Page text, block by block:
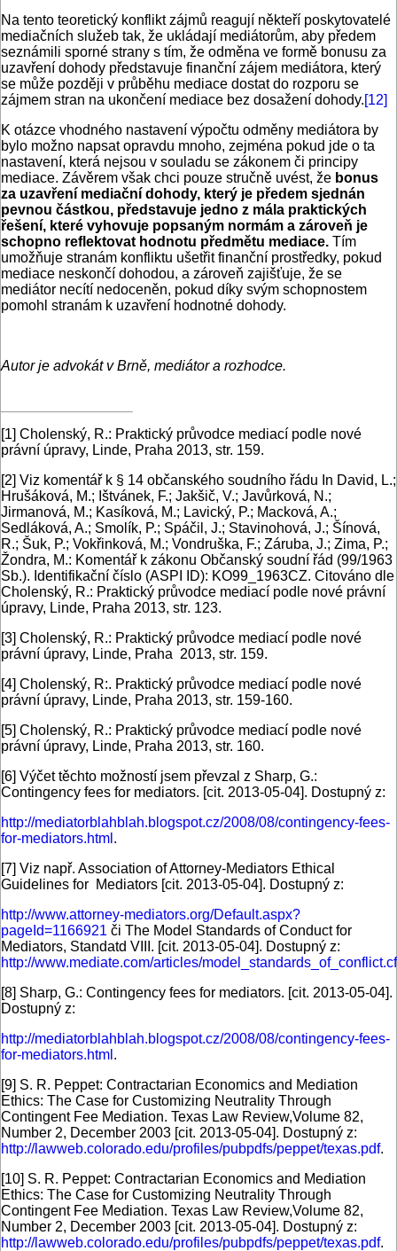
Na tento teoretický konflikt zájmů reagují někteří poskytovatelé
mediačních služeb tak, že ukládají mediátorům, aby předem
seznámili sporné strany s tím, že odměna ve formě bonusu za
uzavření dohody představuje finanční zájem mediátora, který
se může později v průběhu mediace dostat do rozporu se
zájmem stran na ukončení mediace bez dosažení dohody.[12]
K otázce vhodného nastavení výpočtu odměny mediátora by
bylo možno napsat opravdu mnoho, zejména pokud jde o ta
nastavení, která nejsou v souladu se zákonem či principy
mediace. Závěrem však chci pouze stručně uvést, že bonus
za uzavření mediační dohody, který je předem sjednán
pevnou částkou, představuje jedno z mála praktických
řešení, které vyhovuje popsaným normám a zároveň je
schopno reflektovat hodnotu předmětu mediace. Tím
umožňuje stranám konfliktu ušetřit finanční prostředky, pokud
mediace neskončí dohodou, a zároveň zajišťuje, že se
mediátor necítí nedoceněn, pokud díky svým schopnostem
pomohl stranám k uzavření hodnotné dohody.
Autor je advokát v Brně, mediátor a rozhodce.
[1] Cholenský, R.: Praktický průvodce mediací podle nové
právní úpravy, Linde, Praha 2013, str. 159.
[2] Viz komentář k § 14 občanského soudního řádu In David, L.;
Hrušáková, M.; Ištvánek, F.; Jakšič, V.; Javůrková, N.;
Jirmanová, M.; Kasíková, M.; Lavický, P.; Macková, A.;
Sedláková, A.; Smolík, P.; Spáčil, J.; Stavinohová, J.; Šínová,
R.; Šuk, P.; Vokřinková, M.; Vondruška, F.; Záruba, J.; Zima, P.;
Žondra, M.: Komentář k zákonu Občanský soudní řád (99/1963
Sb.). Identifikační číslo (ASPI ID): KO99_1963CZ. Citováno dle
Cholenský, R.: Praktický průvodce mediací podle nové právní
úpravy, Linde, Praha 2013, str. 123.
[3] Cholenský, R.: Praktický průvodce mediací podle nové
právní úpravy, Linde, Praha 2013, str. 159.
[4] Cholenský, R:. Praktický průvodce mediací podle nové
právní úpravy, Linde, Praha 2013, str. 159-160.
[5] Cholenský, R.: Praktický průvodce mediací podle nové
právní úpravy, Linde, Praha 2013, str. 160.
[6] Výčet těchto možností jsem převzal z Sharp, G.:
Contingency fees for mediators. [cit. 2013-05-04]. Dostupný z:
http://mediatorblahblah.blogspot.cz/2008/08/contingency-fees-
for-mediators.html .
[7] Viz např. Association of Attorney-Mediators Ethical
Guidelines for Mediators [cit. 2013-05-04]. Dostupný z:
http://www.attorney-mediators.org/Default.aspx?
pageId=1166921 či The Model Standards of Conduct for
Mediators, Standatd VIII. [cit. 2013-05-04]. Dostupný z:
http://www.mediate.com/articles/
[8] Sharp, G.: Contingency fees for mediators. [cit. 2013-05-04].
Dostupný z:
http://mediatorblahblah.blogspot.cz/2008/08/contingency-fees-
for-mediators.html .
[9] S. R. Peppet: Contractarian Economics and Mediation
Ethics: The Case for Customizing Neutrality Through
Contingent Fee Mediation. Texas Law Review,Volume 82,
Number 2, December 2003 [cit. 2013-05-04]. Dostupný z:
http://lawweb.colorado.edu/profiles/pubpdfs/peppet/texas.pdf.
[10] S. R. Peppet: Contractarian Economics and Mediation
Ethics: The Case for Customizing Neutrality Through
Contingent Fee Mediation. Texas Law Review,Volume 82,
Number 2, December 2003 [cit. 2013-05-04]. Dostupný z:
http://lawweb.colorado.edu/profiles/pubpdfs/peppet/texas.pdf.